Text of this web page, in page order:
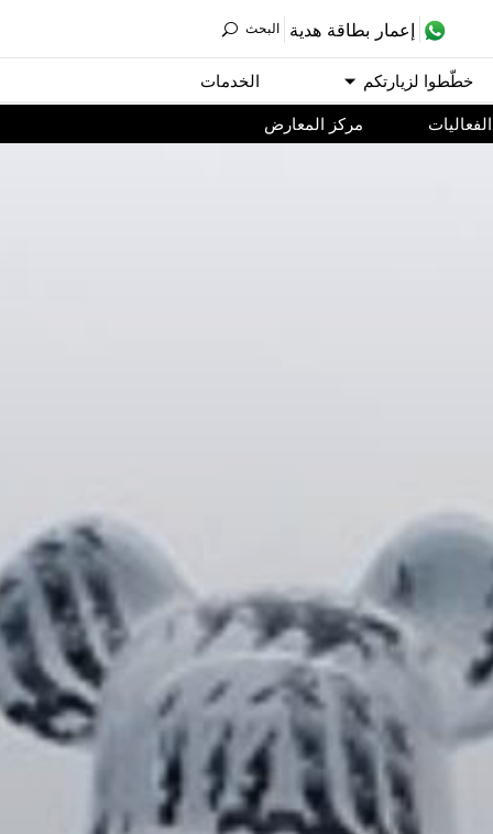
ﺇﻋﻤﺎﺭ ﺑﻄﺎﻗﺔ ﻫﺪﻳﺔ اﻟﺒﺤﺚ
ﺧﻄّﻄﻮا ﻟﺰﻳﺎﺭﺗﻜﻢ اﻟﺨﺪﻣﺎﺕ
اﻟﻔﻌﺎﻟﻴﺎﺕ مركز المعارض